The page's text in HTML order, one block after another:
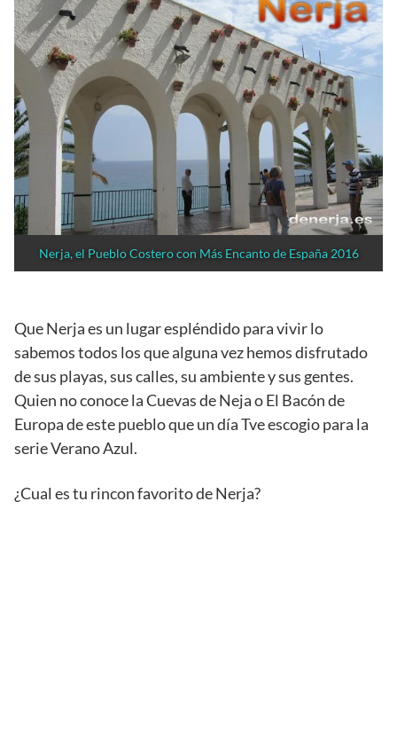
Nerja, el Pueblo Costero con Más Encanto de España 2016
Que Nerja es un lugar espléndido para vivir lo
sabemos todos los que alguna vez hemos disfrutado
de sus playas, sus calles, su ambiente y sus gentes.
Quien no conoce la Cuevas de Neja o El Bacón de
Europa de este pueblo que un día Tve escogio para la
serie Verano Azul.
¿Cual es tu rincon favorito de Nerja?